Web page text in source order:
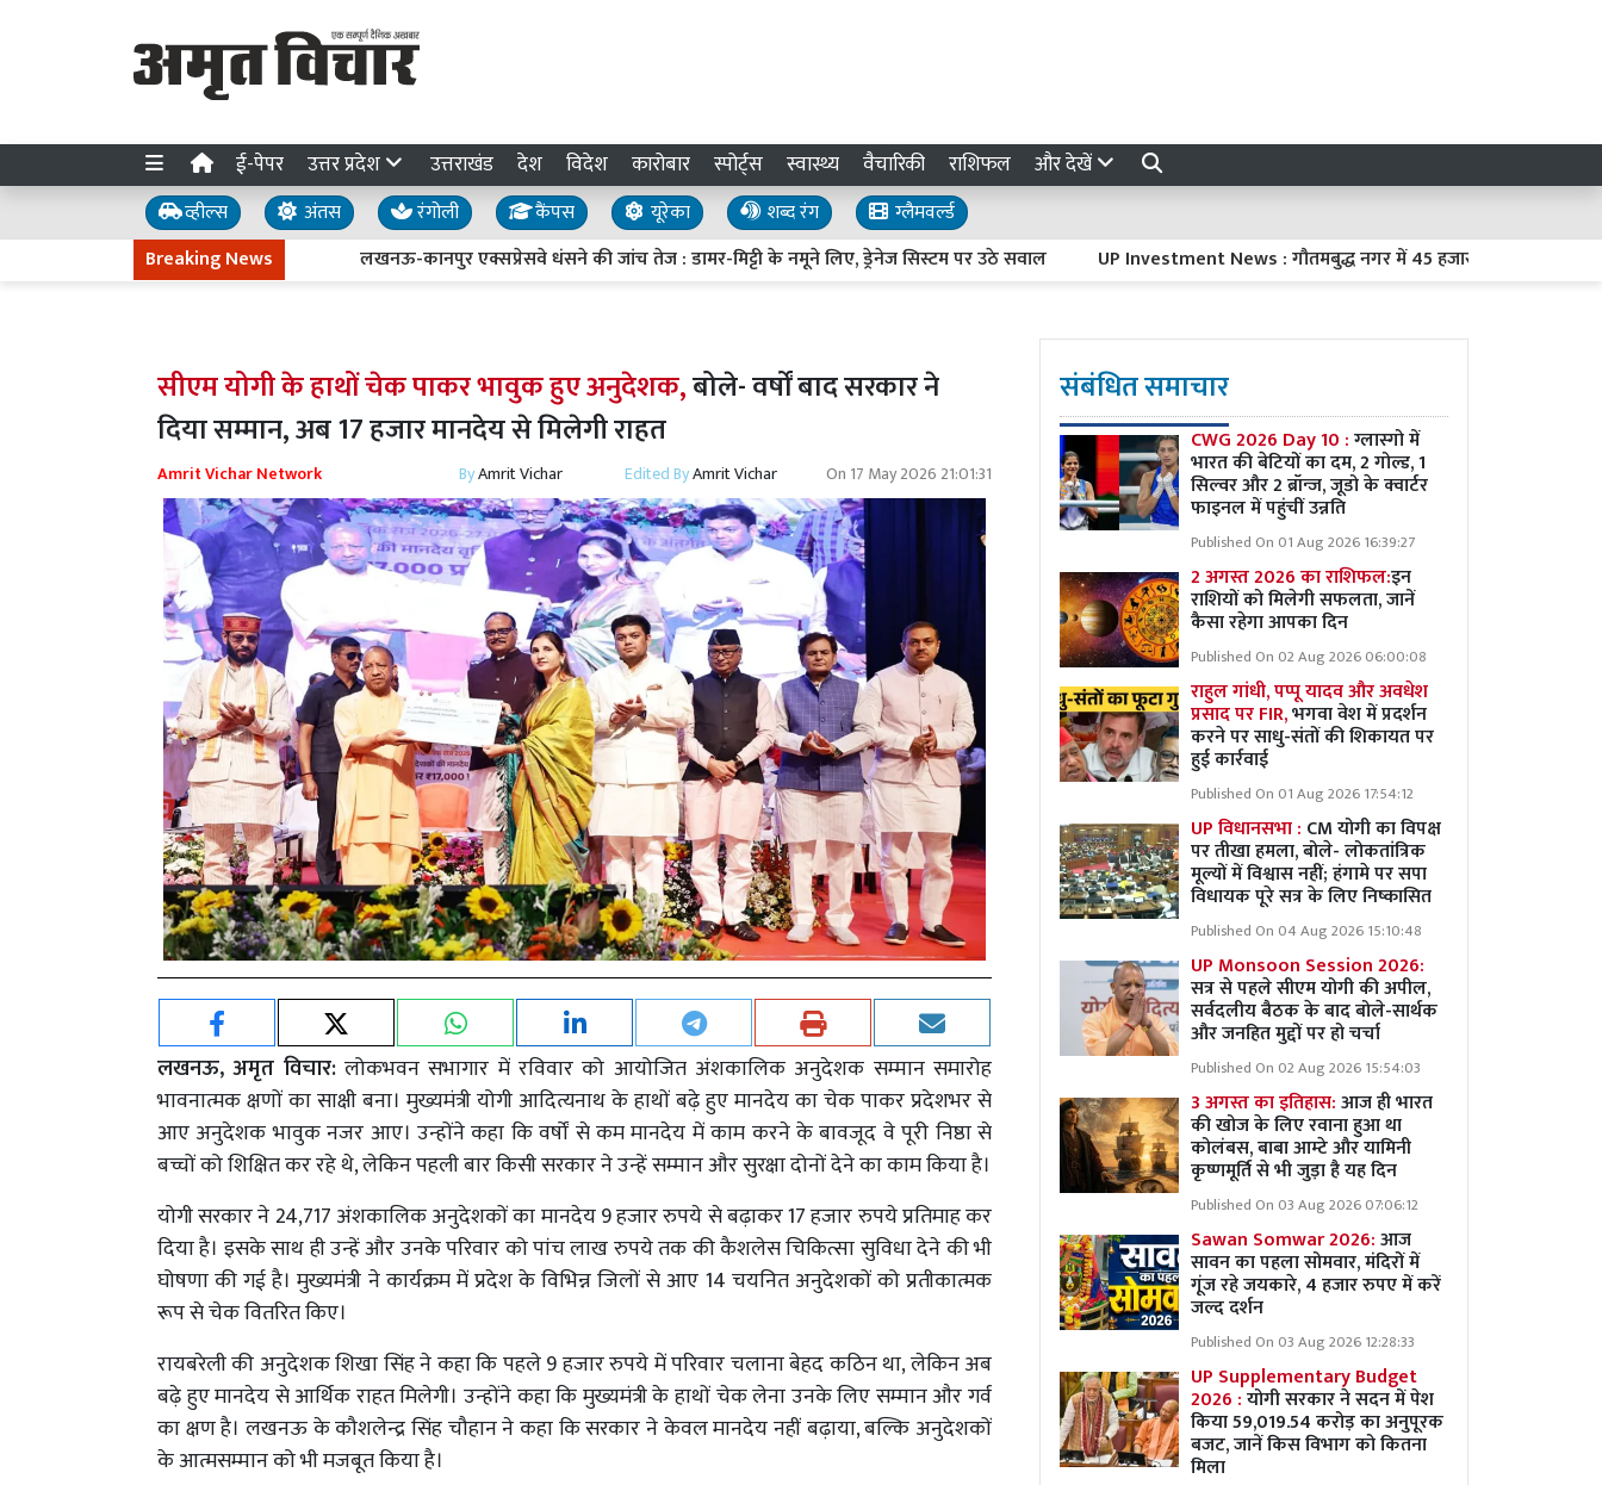
ई-पेपर उत्तर प्रदेश उत्तराखंड देश विदेश कारोबार स्पोर्ट्स स्वास्थ्य वैचारिकी राशिफल और देखें
व्हील्स अंतस रंगोली कैंपस यूरेका शब्द रंग
ग्लैमवर्ल्ड
Breaking News
लखनऊ-कानपुर एक्सप्रेसवे धंसने की जांच तेज : डामर-मिट्टी के नमूने लिए, ड्रेनेज सिस्टम पर उठे सवाल UP Investment News : गौतमबुद्ध नगर में 45 हजार करोड़ रुपये का निवेश
सीएम योगी के हाथों चेक पाकर भावुक हुए अनुदेशक,बोले- वर्षों बाद सरकार ने
दिया सम्मान, अब 17 हजार मानदेय से मिलेगी राहत
Amrit Vichar Network ByAmrit Vichar Edited ByAmrit Vichar On 17 May 2026 21:01:31
लखनऊ, अमृत विचार: लोकभवन सभागार में रविवार को आयोजित अंशकालिक अनुदेशक सम्मान समारोह
भावनात्मक क्षणों का साक्षी बना। मुख्यमंत्री योगी आदित्यनाथ के हाथों बढ़े हुए मानदेय का चेक पाकर प्रदेशभर से
आए अनुदेशक भावुक नजर आए। उन्होंने कहा कि वर्षों से कम मानदेय में काम करने के बावजूद वे पूरी निष्ठा से
बच्चों को शिक्षित कर रहे थे, लेकिन पहली बार किसी सरकार ने उन्हें सम्मान और सुरक्षा दोनों देने का काम किया है।
योगी सरकार ने 24,717 अंशकालिक अनुदेशकों का मानदेय 9 हजार रुपये से बढ़ाकर 17 हजार रुपये प्रतिमाह कर
दिया है। इसके साथ ही उन्हें और उनके परिवार को पांच लाख रुपये तक की कैशलेस चिकित्सा सुविधा देने की भी
घोषणा की गई है। मुख्यमंत्री ने कार्यक्रम में प्रदेश के विभिन्न जिलों से आए 14 चयनित अनुदेशकों को प्रतीकात्मक
रूप से चेक वितरित किए।
रायबरेली की अनुदेशक शिखा सिंह ने कहा कि पहले 9 हजार रुपये में परिवार चलाना बेहद कठिन था, लेकिन अब
बढ़े हुए मानदेय से आर्थिक राहत मिलेगी। उन्होंने कहा कि मुख्यमंत्री के हाथों चेक लेना उनके लिए सम्मान और गर्व
का क्षण है। लखनऊ के कौशलेन्द्र सिंह चौहान ने कहा कि सरकार ने केवल मानदेय नहीं बढ़ाया, बल्कि अनुदेशकों
के आत्मसम्मान को भी मजबूत किया है।
संबंधित समाचार
CWG 2026 Day 10 :ग्लास्गो में
भारत की बेटियों का दम, 2 गोल्ड, 1
सिल्वर और 2 ब्रॉन्ज, जूडो के क्वार्टर
फाइनल में पहुंचीं उन्नति
Published On 01 Aug 2026 16:39:27
2 अगस्त 2026 का राशिफल:इन
राशियों को मिलेगी सफलता, जानें
कैसा रहेगा आपका दिन
Published On 02 Aug 2026 06:00:08
राहुल गांधी, पप्पू यादव और अवधेश
प्रसाद पर FIR,भगवा वेश में प्रदर्शन
करने पर साधु-संतों की शिकायत पर
हुई कार्रवाई
Published On 01 Aug 2026 17:54:12
UP विधानसभा : CM योगी का विपक्ष
पर तीखा हमला, बोले- लोकतांत्रिक
मूल्यों में विश्वास नहीं; हंगामे पर सपा
विधायक पूरे सत्र के लिए निष्कासित
Published On 04 Aug 2026 15:10:48
UP Monsoon Session 2026:
सत्र से पहले सीएम योगी की अपील,
सर्वदलीय बैठक के बाद बोले-सार्थक
और जनहित मुद्दों पर हो चर्चा
Published On 02 Aug 2026 15:54:03
3 अगस्त का इतिहास:आज ही भारत
की खोज के लिए रवाना हुआ था
कोलंबस, बाबा आम्टे और यामिनी
कृष्णमूर्ति से भी जुड़ा है यह दिन
Published On 03 Aug 2026 07:06:12
Sawan Somwar 2026:आज
सावन का पहला सोमवार, मंदिरों में
गूंज रहे जयकारे, 4 हजार रुपए में करें
जल्द दर्शन
Published On 03 Aug 2026 12:28:33
UP Supplementary Budget
2026 :योगी सरकार ने सदन में पेश
किया 59,019.54 करोड़ का अनुपूरक
बजट, जानें किस विभाग को कितना
मिला